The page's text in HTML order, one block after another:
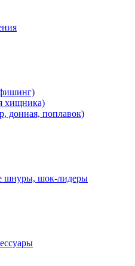
хищника)
донная, поплавок)
шнуры, шок-лидеры